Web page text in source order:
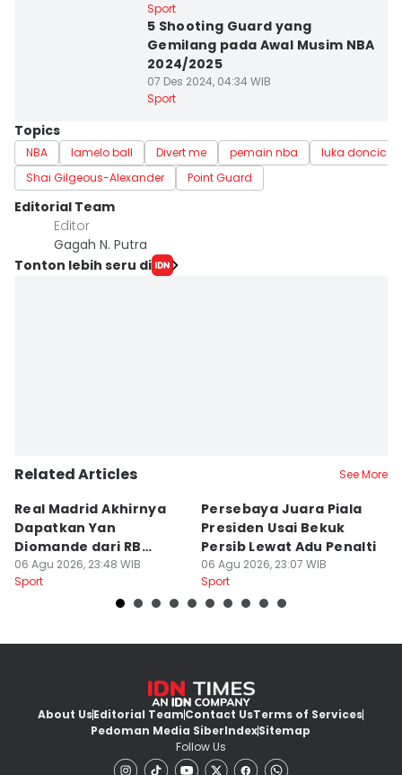
Sport
5 Shooting Guard yang
Gemilang pada Awal Musim NBA
2024/2025
07 Des 2024, 04:34 WIB
Sport
Topics
NBA lamelo ball Divert me pemain nba
luka doncic
Shai Gilgeous-Alexander
Point Guard
Editorial Team
Editor
Gagah N. Putra
Tonton lebih seru di
Related Articles See More
Real Madrid Akhirnya
Dapatkan Yan
Diomande dari RB
Leipzig
06 Agu 2026, 23:48 WIB
Sport
Persebaya Juara Piala
Presiden Usai Bekuk
Persib Lewat Adu Penalti
06 Agu 2026, 23:07 WIB
Sport
About UsEditorial TeamContact UsTerms of Services
Pedoman Media SiberIndexSitemap
Follow Us